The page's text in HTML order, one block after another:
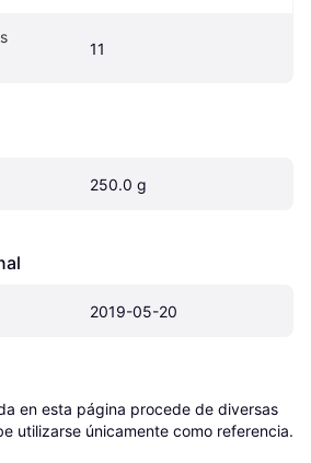
11
250.0 g
2019-05-20
en esta página procede de diversas
utilizarse únicamente como referencia.